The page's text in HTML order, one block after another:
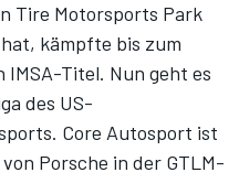
Tire Motorsports Park
kämpfte bis zum
IMSA-Titel. Nun geht es
des US-
Core Autosport ist
Porsche in der GTLM-